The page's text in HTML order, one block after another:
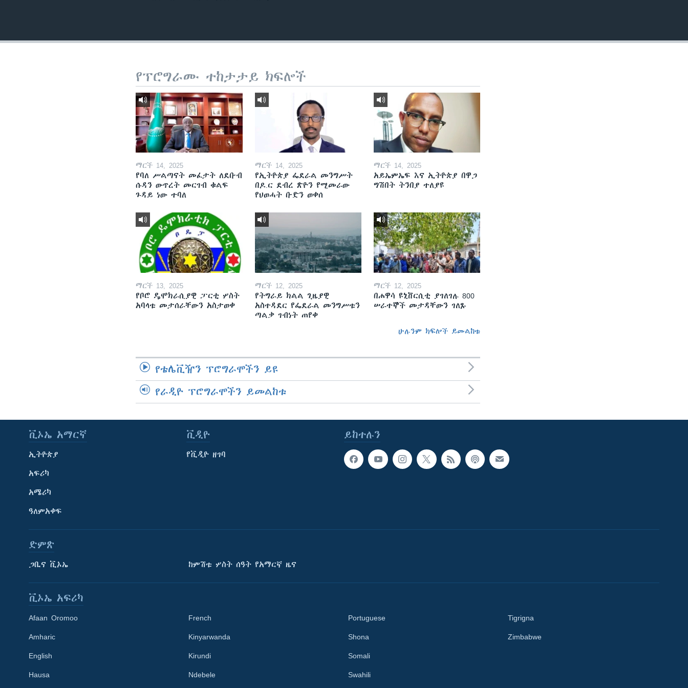
Learning English
የፕሮግራሙ ተከታታይ ክፍሎች
ማርች 14, 2025
የባለ ሥልጣናት መፈታት ለደቡብ
ሱዳን ውጥረት መርገብ ቁልፍ
ጉዳይ ነው ተባለ
ማርች 14, 2025
የኢትዮጵያ ፌደራል መንግሥት
በዶ.ር ደብረ ጽዮን የሚመራው
የህወሓት ቡድን ወቀሰ
ማርች 14, 2025
አይኤምኤፍ እና ኢትዮጵያ በዋጋ
ግሽበት ትንበያ ተለያዩ
ማርች 13, 2025
የቦሮ ዴሞክራሲያዊ ፓርቲ ሦስት
አባላቱ መታሰራቸውን አስታወቀ
ማርች 12, 2025
የትግራይ ክልል ጊዜያዊ
አስተዳደር የፌደራል መንግሥቱን
ጣልቃ ገብነት ጠየቀ
ማርች 12, 2025
በሐዋሳ ዩኒቨርሲቲ ያገለገሉ 800
ሠራተኞች መታዳቸውን ገለጹ
ሁሉንም ክፍሎች ይመልከቱ
የቴሌቪዥን ፕሮግራሞችን ይዩ
የራዲዮ ፕሮግራሞችን ይመልከቱ
ይከተሉን
ቪኦኤ አማርኛ
ኢትዮጵያ
አፍሪካ
አሜሪካ
ዓለምአቀፍ
ቪዲዮ
የቪዲዮ ዘገባ
ድምጽ
ጋቢና ቪኦኤ ከምሽቱ ሦስት ሰዓት የአማርኛ ዜና
ቪኦኤ አፍሪካ
Afaan Oromoo
Amharic
English
Hausa
French
Kinyarwanda
Kirundi
Ndebele
Portuguese
Shona
Somali
Swahili
Tigrigna
Zimbabwe